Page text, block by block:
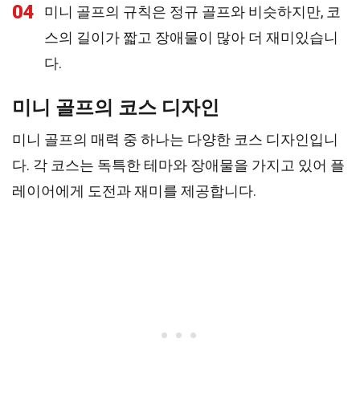
04
미니 골프의 규칙은 정규 골프와 비슷하지만, 코
스의 길이가 짧고 장애물이 많아 더 재미있습니
다.
미니 골프의 코스 디자인
미니 골프의 매력 중 하나는 다양한 코스 디자인입니
다. 각 코스는 독특한 테마와 장애물을 가지고 있어 플
레이어에게 도전과 재미를 제공합니다.